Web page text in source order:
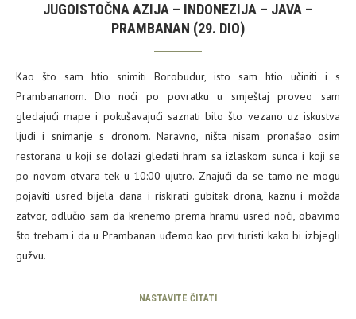
JUGOISTOČNA AZIJA – INDONEZIJA – JAVA –
PRAMBANAN (29. DIO)
Kao što sam htio snimiti Borobudur, isto sam htio učiniti i s
Prambananom. Dio noći po povratku u smještaj proveo sam
gledajući mape i pokušavajući saznati bilo što vezano uz iskustva
ljudi i snimanje s dronom. Naravno, ništa nisam pronašao osim
restorana u koji se dolazi gledati hram sa izlaskom sunca i koji se
po novom otvara tek u 10:00 ujutro. Znajući da se tamo ne mogu
pojaviti usred bijela dana i riskirati gubitak drona, kaznu i možda
zatvor, odlučio sam da krenemo prema hramu usred noći, obavimo
što trebam i da u Prambanan uđemo kao prvi turisti kako bi izbjegli
gužvu.
NASTAVITE ČITATI